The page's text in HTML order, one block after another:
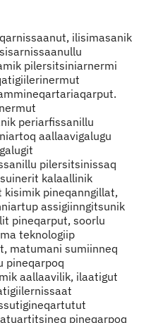
ilisimasanik
pilersitsiniarnermi
periarfissanillu
aallaavigalugu
pilersitsinissaq
kalaallinik
pineqanngillat,
assigiinngitsunik
pineqarput, soorlu
teknologiip
matumani sumiinneq
pineqarpoq
aallaavilik, ilaatigut
pineqarpoq